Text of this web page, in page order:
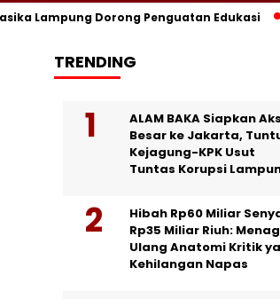
Dorong Penguatan Edukasi
TRENDING
ALAM BAKA Siapkan
Besar ke Jakarta,
Kejagung-KPK Usut
Tuntas Korupsi
Hibah Rp60 Miliar
Rp35 Miliar Riuh:
Ulang Anatomi Kritik
Kehilangan Napas